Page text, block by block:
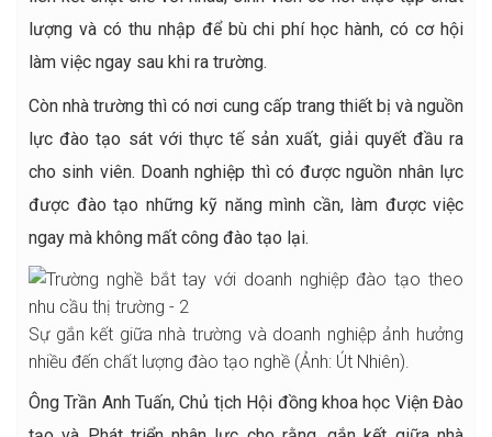
lượng và có thu nhập để bù chi phí học hành, có cơ hội
làm việc ngay sau khi ra trường.
Còn nhà trường thì có nơi cung cấp trang thiết bị và nguồn
lực đào tạo sát với thực tế sản xuất, giải quyết đầu ra
cho sinh viên. Doanh nghiệp thì có được nguồn nhân lực
được đào tạo những kỹ năng mình cần, làm được việc
ngay mà không mất công đào tạo lại.
Sự gắn kết giữa nhà trường và doanh nghiệp ảnh hưởng
nhiều đến chất lượng đào tạo nghề (Ảnh: Út Nhiên).
Ông Trần Anh Tuấn, Chủ tịch Hội đồng khoa học Viện Đào